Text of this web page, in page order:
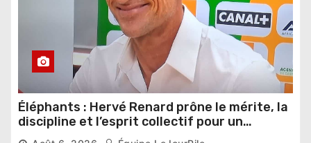
Éléphants : Hervé Renard prône le mérite, la
discipline et l’esprit collectif pour un
nouveau départ